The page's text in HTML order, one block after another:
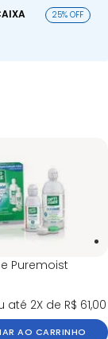
25% OFF
Puremoist
até 2X de R$ 61,00
AO CARRINHO